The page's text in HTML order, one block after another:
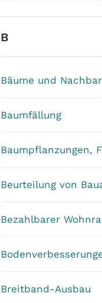
B
Bäume und
Baumfällung
Baumpflanzungen,
Beurteilung von
Bezahlbarer
Breitband-Ausbau